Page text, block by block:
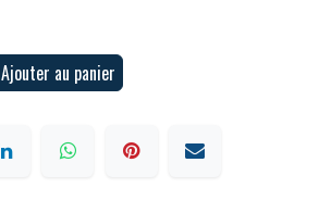
Ajouter au panier